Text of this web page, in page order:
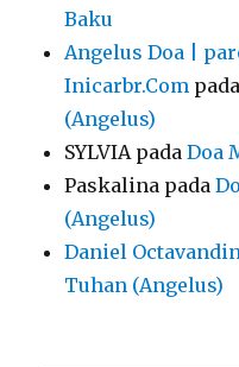
Baku
Angelus Doa |
Inicarbr.Com
(Angelus)
SYLVIApadaDoa
Paskalina pada
(Angelus)
Daniel
Tuhan (Angelus)